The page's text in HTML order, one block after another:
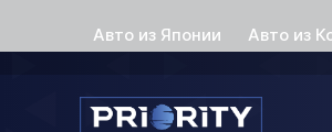
Авто из Японии Авто из